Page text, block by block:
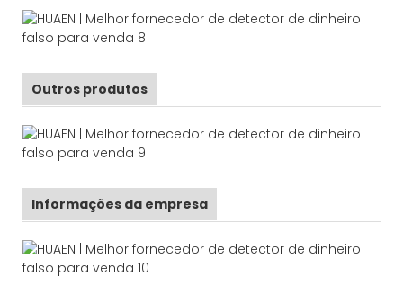
Outros produtos
Informações da empresa